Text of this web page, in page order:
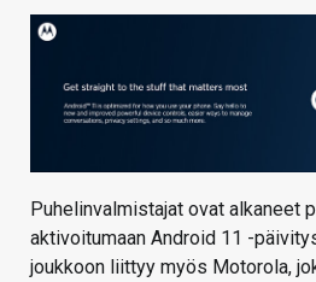
KAUPPA
VAIHDA TEEMA
HAKU
Puhelinvalmistajat ovat alkaneet
aktivoitumaan Android 11 -
joukkoon liittyy myös Motorola,